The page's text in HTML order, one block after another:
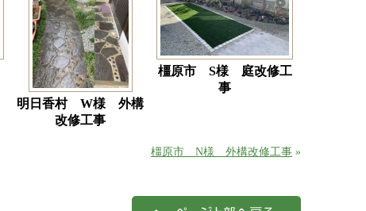
明日香村 W様 外構
改修工事
橿原市 S様 庭改修工
事
橿原市 N様 外構改修工事 »